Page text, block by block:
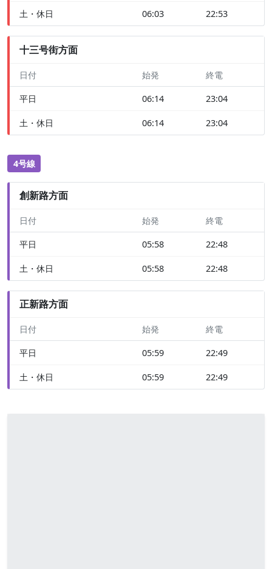
土・休日 06:03 22:53
十三号街方面
日付 始発 終電
平日 06:14 23:04
土・休日 06:14 23:04
4号線
創新路方面
日付 始発 終電
平日 05:58 22:48
土・休日 05:58 22:48
正新路方面
日付 始発 終電
平日 05:59 22:49
土・休日 05:59 22:49